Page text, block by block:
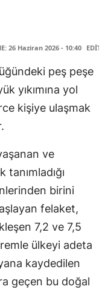
26 Haziran 2026 - 10:40
peş peşe
yıkımına yol
kişiye ulaşmak
ve
birini
felaket,
7,2 ve 7,5
ülkeyi adeta
kaydedilen
geçen bu doğal